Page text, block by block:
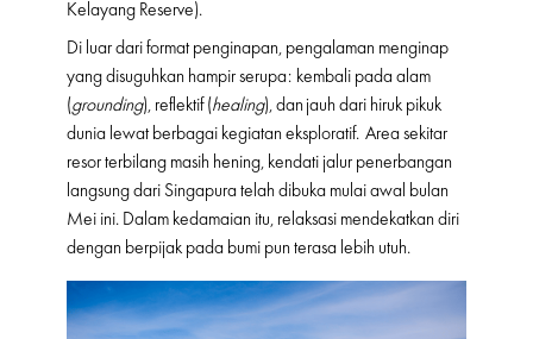
Kelayang Reserve).
Di luar dari format penginapan, pengalaman menginap
yang disuguhkan hampir serupa: kembali pada alam
(grounding), reflektif (healing), dan jauh dari hiruk pikuk
dunia lewat berbagai kegiatan eksploratif. Area sekitar
resor terbilang masih hening, kendati jalur penerbangan
langsung dari Singapura telah dibuka mulai awal bulan
Mei ini. Dalam kedamaian itu, relaksasi mendekatkan diri
dengan berpijak pada bumi pun terasa lebih utuh.